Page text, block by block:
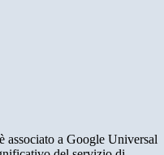
associato a Google Universal